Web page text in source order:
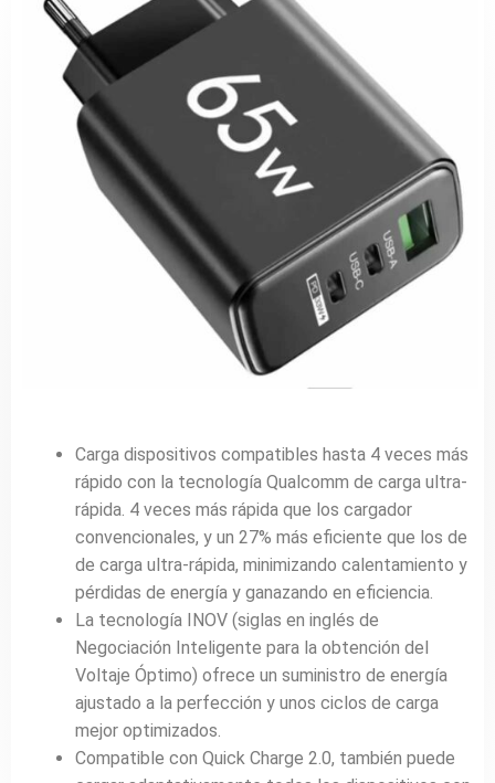
Carga dispositivos compatibles hasta 4 veces más
rápido con la tecnología Qualcomm de carga ultra-
rápida. 4 veces más rápida que los cargador
convencionales, y un 27% más eficiente que los de
de carga ultra-rápida, minimizando calentamiento y
pérdidas de energía y ganazando en eficiencia.
La tecnología INOV (siglas en inglés de
Negociación Inteligente para la obtención del
Voltaje Óptimo) ofrece un suministro de energía
ajustado a la perfección y unos ciclos de carga
mejor optimizados.
Compatible con Quick Charge 2.0, también puede